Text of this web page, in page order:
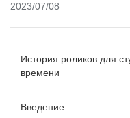
2023/07/08
История роликов для
времени
Введение